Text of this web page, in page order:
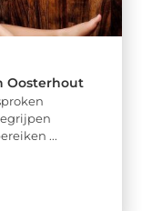
Oosterhout
...